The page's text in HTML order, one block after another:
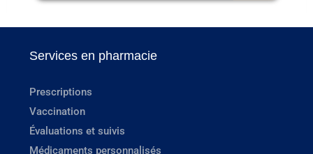
Services en pharmacie
Prescriptions
Vaccination
Évaluations et suivis
Médicaments personnalisés